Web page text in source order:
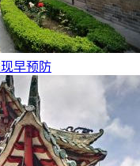
早预防